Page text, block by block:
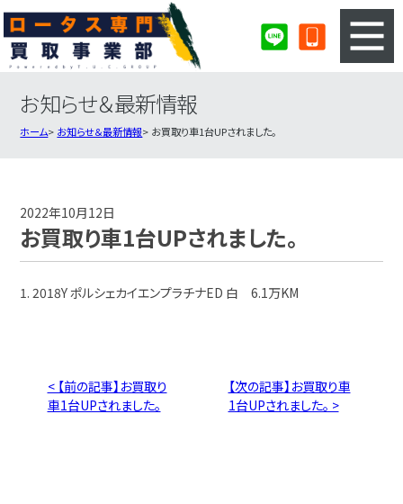
3ステップのカンタン査定
ロータス買取実績
お知らせ＆最新情報
ホーム お知らせ＆最新情報 お買取り車1台UPされました。
2022年10月12日
お買取り車1台UPされました。
1. 2018Y ポルシェカイエンプラチナED 白 6.1万KM
< 【前の記事】お買取り
車1台UPされました。
【次の記事】お買取り車
1台UPされました。 >